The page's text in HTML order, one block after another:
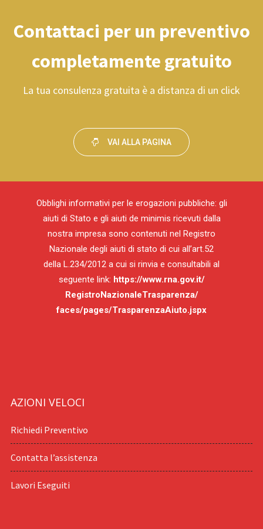
Contattaci per un preventivo
completamente gratuito
La tua consulenza gratuita è a distanza di un click
VAI ALLA PAGINA
Obblighi informativi per le erogazioni pubbliche: gli
aiuti di Stato e gli aiuti de minimis ricevuti dalla
nostra impresa sono contenuti nel Registro
Nazionale degli aiuti di stato di cui all’art.52
della L.234/2012 a cui si rinvia e consultabili al
seguente link: https://www.rna.gov.it/
RegistroNazionaleTrasparenza/
faces/pages/TrasparenzaAiuto.jspx
AZIONI VELOCI
Richiedi Preventivo
Contatta l’assistenza
Lavori Eseguiti